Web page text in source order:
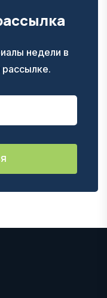
недели в